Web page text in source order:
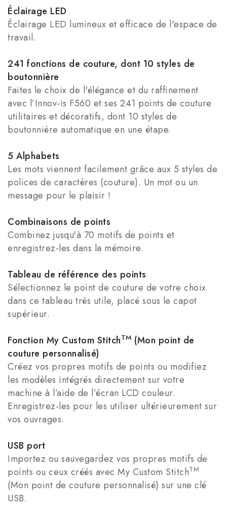
Éclairage LED
Éclairage LED lumineux et efficace de l'espace de
travail.
241 fonctions de couture, dont 10 styles de
boutonnière
Faites le choix de l'élégance et du raffinement
avec l’Innov-is F560 et ses 241 points de couture
utilitaires et décoratifs, dont 10 styles de
boutonnière automatique en une étape.
5 Alphabets
Les mots viennent facilement grâce aux 5 styles de
polices de caractères (couture). Un mot ou un
message pour le plaisir !
Combinaisons de points
Combinez jusqu'à 70 motifs de points et
enregistrez-les dans la mémoire.
Tableau de référence des points
Sélectionnez le point de couture de votre choix
dans ce tableau très utile, placé sous le capot
supérieur.
Fonction My Custom StitchTM (Mon point de
couture personnalisé)
Créez vos propres motifs de points ou modifiez
les modèles intégrés directement sur votre
machine à l’aide de l’écran LCD couleur.
Enregistrez-les pour les utiliser ultérieurement sur
vos ouvrages.
USB port
Importez ou sauvegardez vos propres motifs de
points ou ceux créés avec My Custom StitchTM
(Mon point de couture personnalisé) sur une clé
USB.